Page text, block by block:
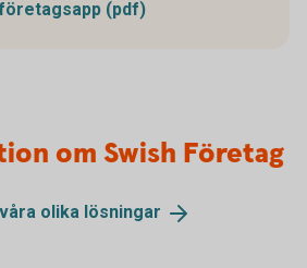
(pdf)
om Swish Företag
olika lösningar